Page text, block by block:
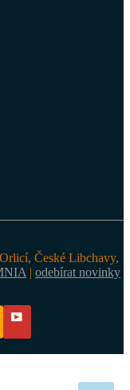
České Libchavy,
| odebírat novinky